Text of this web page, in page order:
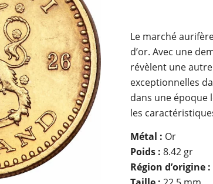
Le marché
d’or. Avec une
révèlent une
exceptionnelles
dans une époque
les
Métal : Or
Poids : 8.42 gr
Région d’origine :